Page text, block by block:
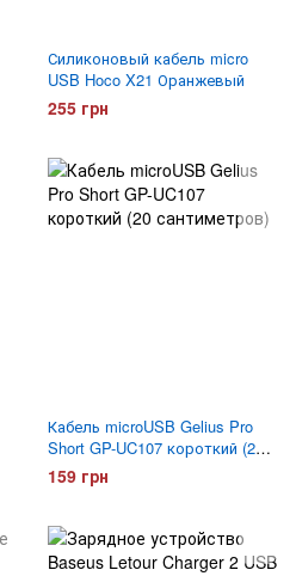
Силиконовый кабель micro
USB Hoco X21 Оранжевый
255 грн
Кабель microUSB Gelius Pro
Short GP-UC107 короткий (20
сантиметров)
159 грн